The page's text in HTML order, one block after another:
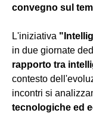
convegno sul
L'iniziativa
in due giornate
rapporto tra
contesto
incontri si
tecnologiche ed